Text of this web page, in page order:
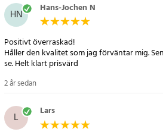
HN Hans-Jochen N
Positivt överraskad!
Håller den kvalitet som jag förväntar mig.
se. Helt klart prisvärd
2 år sedan
L Lars